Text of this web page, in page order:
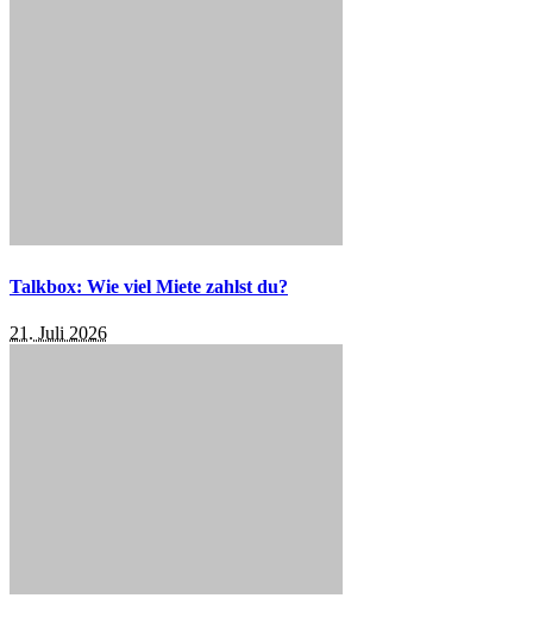
Talkbox: Wie viel Miete zahlst du?
21. Juli 2026